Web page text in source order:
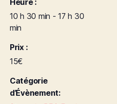
Heure :
10 h 30 min - 17 h 30
min
Prix :
15€
Catégorie
d’Évènement: